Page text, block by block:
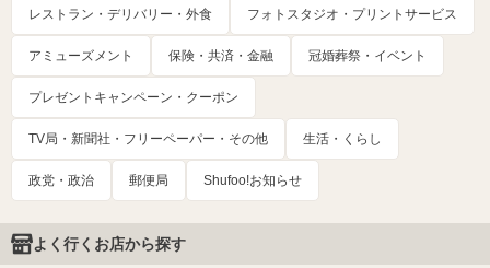
レストラン・デリバリー・外食 フォトスタジオ・プリントサービス
アミューズメント 保険・共済・金融 冠婚葬祭・イベント
プレゼントキャンペーン・クーポン
TV局・新聞社・フリーペーパー・その他 生活・くらし
政党・政治 郵便局 Shufoo!お知らせ
よく行くお店から探す